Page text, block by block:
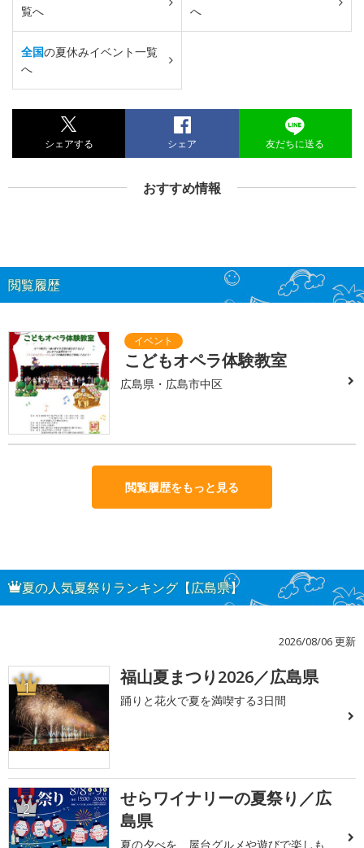
覧へ
へ
全国の夏休みイベント一覧
へ
シェアする シェア 友だちに送る
おすすめ情報
閲覧履歴
こどもオペラ体験教室
広島県・広島市中区
閲覧履歴をもっと見る
夏の人気夏祭りランキング【広島県】
2026/08/06 更新
1 福山夏まつり2026／広島県
踊りと花火で夏を満喫する3日間
2
せらワイナリーの夏祭り／広
島県
夏の夕べを、屋台グルメや遊びで楽しも